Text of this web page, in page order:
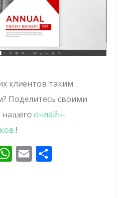
клиентов таким
Поделитесь своими
нашегоонлайн-
!
WhatsApp
Email